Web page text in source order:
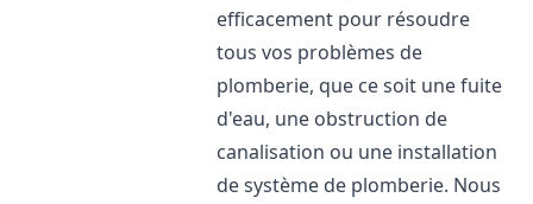
efficacement pour résoudre
tous vos problèmes de
plomberie, que ce soit une fuite
d'eau, une obstruction de
canalisation ou une installation
de système de plomberie. Nous